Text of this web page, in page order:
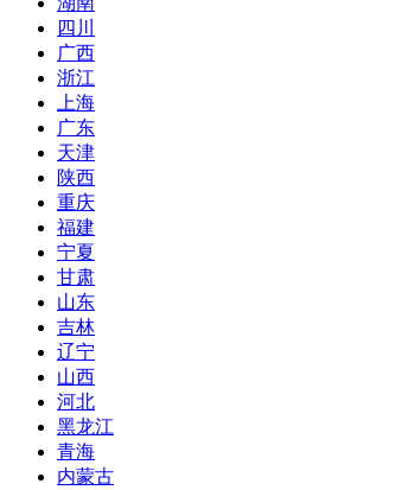
四川
广西
浙江
上海
广东
天津
陕西
重庆
福建
宁夏
甘肃
山东
吉林
辽宁
山西
河北
黑龙江
青海
内蒙古